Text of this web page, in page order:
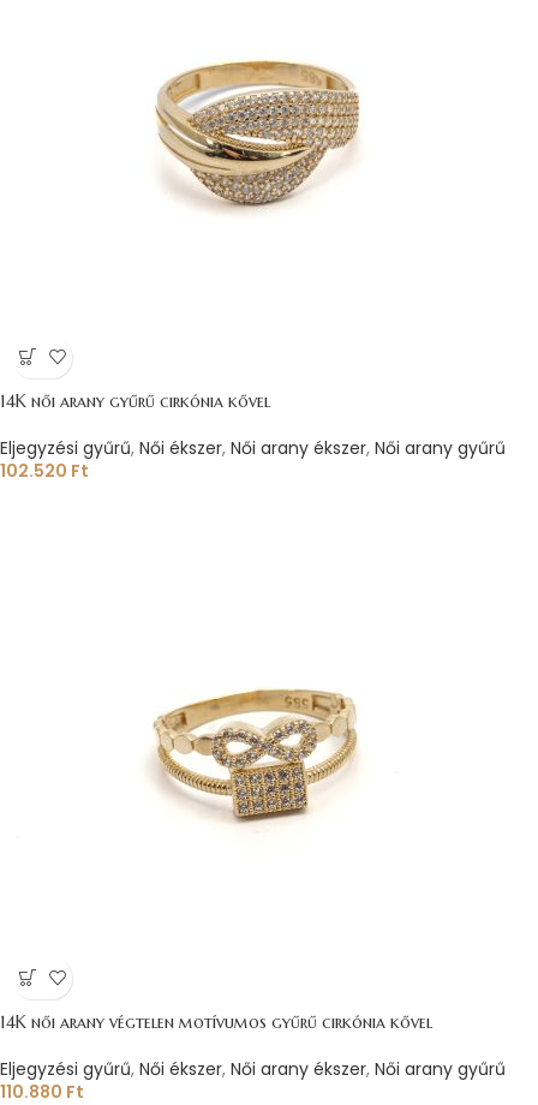
14K női arany gyűrű cirkónia kővel
Eljegyzési gyűrű, Női ékszer, Női arany ékszer, Női arany gyűrű
102.520 Ft
14K női arany végtelen motívumos gyűrű cirkónia kővel
Eljegyzési gyűrű, Női ékszer, Női arany ékszer, Női arany gyűrű
110.880 Ft